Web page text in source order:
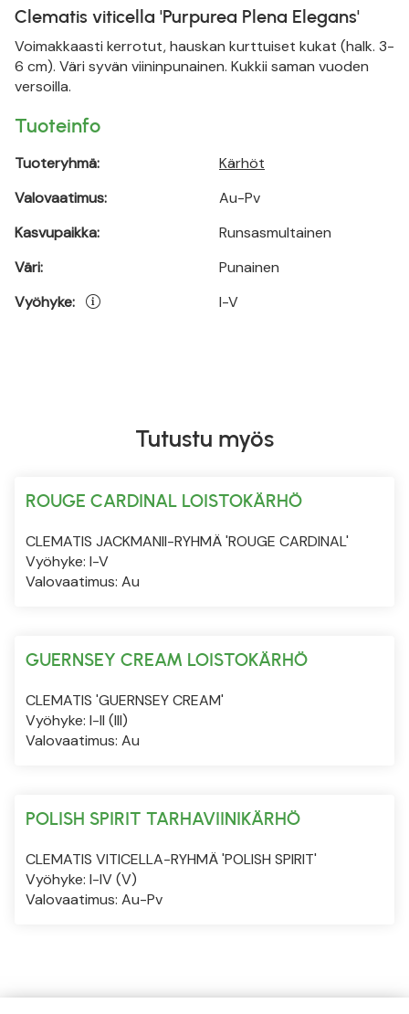
Clematis viticella 'Purpurea Plena Elegans'
Voimakkaasti kerrotut, hauskan kurttuiset kukat (halk. 3-
6 cm). Väri syvän viininpunainen. Kukkii saman vuoden
versoilla.
Tuoteinfo
Tuoteryhmä:
Valovaatimus:
Kasvupaikka:
Väri:
Vyöhyke:
Kärhöt
Au-Pv
Runsasmultainen
Punainen
I-V
Tutustu myös
ROUGE CARDINAL LOISTOKÄRHÖ
CLEMATIS JACKMANII-RYHMÄ 'ROUGE CARDINAL'
Vyöhyke: I-V
Valovaatimus: Au
GUERNSEY CREAM LOISTOKÄRHÖ
CLEMATIS 'GUERNSEY CREAM'
Vyöhyke: I-II (III)
Valovaatimus: Au
POLISH SPIRIT TARHAVIINIKÄRHÖ
CLEMATIS VITICELLA-RYHMÄ 'POLISH SPIRIT'
Vyöhyke: I-IV (V)
Valovaatimus: Au-Pv